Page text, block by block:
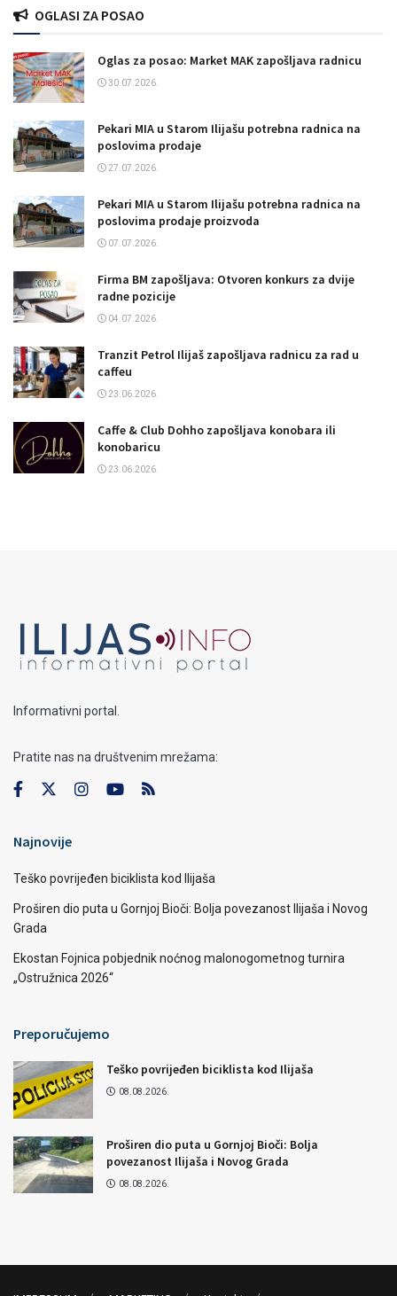
OGLASI ZA POSAO
Oglas za posao: Market MAK zapošljava radnicu
30.07.2026.
Pekari MIA u Starom Ilijašu potrebna radnica na
poslovima prodaje
27.07.2026.
Pekari MIA u Starom Ilijašu potrebna radnica na
poslovima prodaje proizvoda
07.07.2026.
Firma BM zapošljava: Otvoren konkurs za dvije
radne pozicije
04.07.2026.
Tranzit Petrol Ilijaš zapošljava radnicu za rad u
caffeu
23.06.2026.
Caffe & Club Dohho zapošljava konobara ili
konobaricu
23.06.2026.
Informativni portal.
Pratite nas na društvenim mrežama:
Najnovije
Teško povrijeđen biciklista kod Ilijaša
Proširen dio puta u Gornjoj Bioči: Bolja povezanost Ilijaša i Novog
Grada
Ekostan Fojnica pobjednik noćnog malonogometnog turnira
„Ostružnica 2026“
Preporučujemo
Teško povrijeđen biciklista kod Ilijaša
08.08.2026.
Proširen dio puta u Gornjoj Bioči: Bolja
povezanost Ilijaša i Novog Grada
08.08.2026.